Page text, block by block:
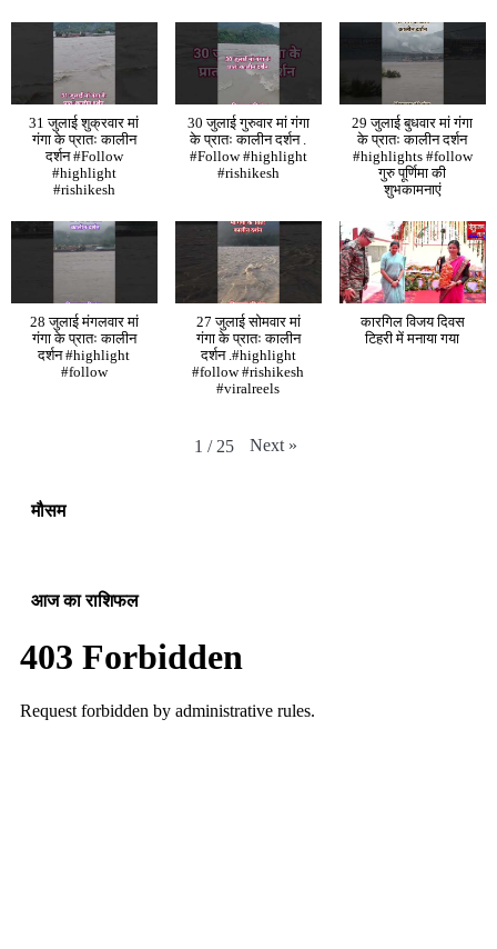
31 जुलाई शुक्रवार मां
गंगा के प्रातः कालीन
दर्शन #Follow
#highlight
#rishikesh
30 जुलाई गुरुवार मां गंगा
के प्रातः कालीन दर्शन .
#Follow #highlight
#rishikesh
29 जुलाई बुधवार मां गंगा
के प्रातः कालीन दर्शन
#highlights #follow
गुरु पूर्णिमा की
शुभकामनाएं
28 जुलाई मंगलवार मां
गंगा के प्रातः कालीन
दर्शन #highlight
#follow
27 जुलाई सोमवार मां
गंगा के प्रातः कालीन
दर्शन .#highlight
#follow #rishikesh
#viralreels
कारगिल विजय दिवस
टिहरी में मनाया गया
1 / 25 Next »
मौसम
आज का राशिफल